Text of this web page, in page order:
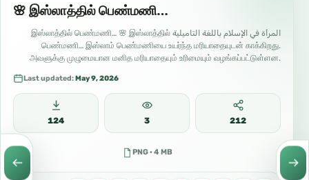
🌸 இஸ்லாத்தில் பெண்மணி…
المرأة في الإسلام باللغة التاميلية இஸ்லாத்தில் பெண்மணி… 🌸 இஸ்லாத்தில்
பெண்மணி… இஸ்லாம் பெண்மணியை உயர்ந்த மரியாதையுடன் காக்கிறது.
அவளுக்கு முழுமையான மனித மரியாதையும் உரிமையும் வழங்கப்பட்டுள்ளன.
Last updated:May 9, 2026
124 3 212
PNG · 4 MB